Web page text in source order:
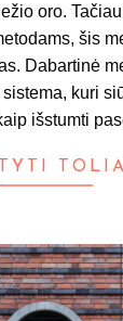
oro.
šis
Dabartinė
kuri
išstumti